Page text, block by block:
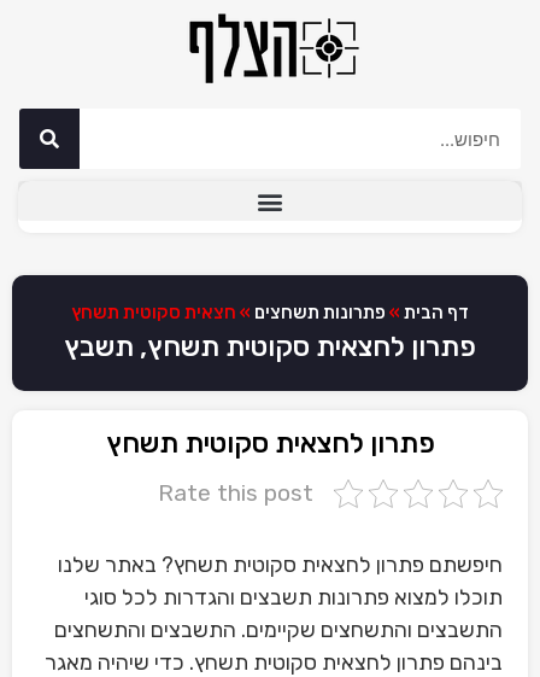
דף הבית » פתרונות תשחצים » חצאית סקוטית תשחץ
פתרון לחצאית סקוטית תשחץ, תשבץ
פתרון לחצאית סקוטית תשחץ
Rate this post
חיפשתם פתרון לחצאית סקוטית תשחץ? באתר שלנו
תוכלו למצוא פתרונות תשבצים והגדרות לכל סוגי
התשבצים והתשחצים שקיימים. התשבצים והתשחצים
בינהם פתרון לחצאית סקוטית תשחץ. כדי שיהיה מאגר